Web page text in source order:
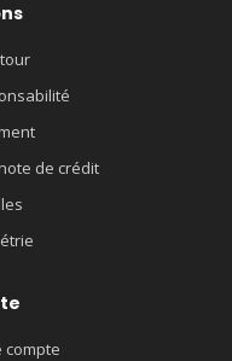
de crédit
compte